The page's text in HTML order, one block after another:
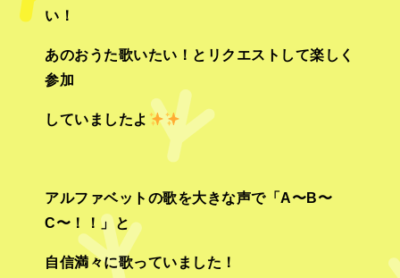
い！
あのおうた歌いたい！とリクエストして楽しく
参加
していましたよ
アルファベットの歌を大きな声で「A〜B〜
C〜！！」と
自信満々に歌っていました！